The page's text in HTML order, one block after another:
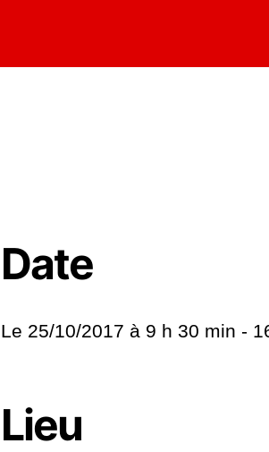
Date
Le 25/10/2017 à 9 h 30 min -
Lieu